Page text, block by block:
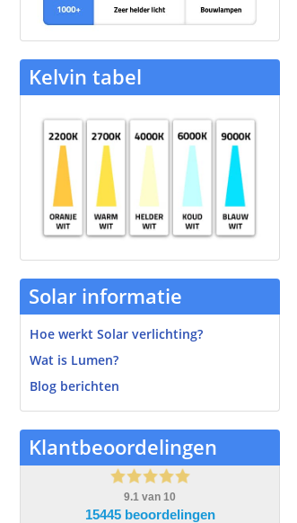
Kelvin tabel
Solar informatie
Hoe werkt Solar verlichting?
Wat is Lumen?
Blog berichten
Klantbeoordelingen
9.1 van 10
15445 beoordelingen